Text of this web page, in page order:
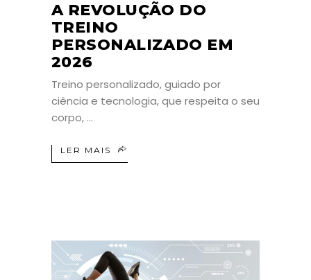
A REVOLUÇÃO DO
TREINO
PERSONALIZADO EM
2026
Treino personalizado, guiado por
ciência e tecnologia, que respeita o seu
corpo,
LER MAIS